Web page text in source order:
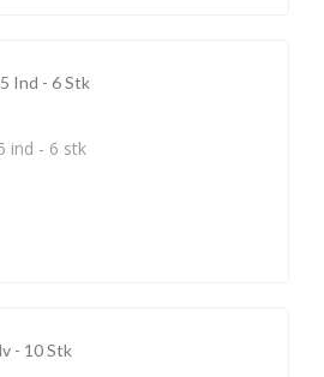
Ind - 6 Stk
- 10 Stk